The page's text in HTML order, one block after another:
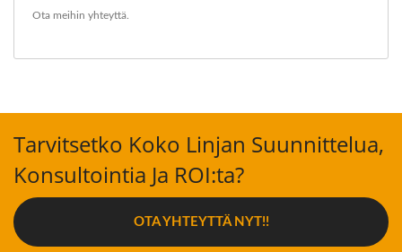
Ota meihin yhteyttä
Tarvitsetko Koko Linjan Suunnittelua,
Konsultointia Ja ROI:ta?
OTA YHTEYTTÄ NYT!!